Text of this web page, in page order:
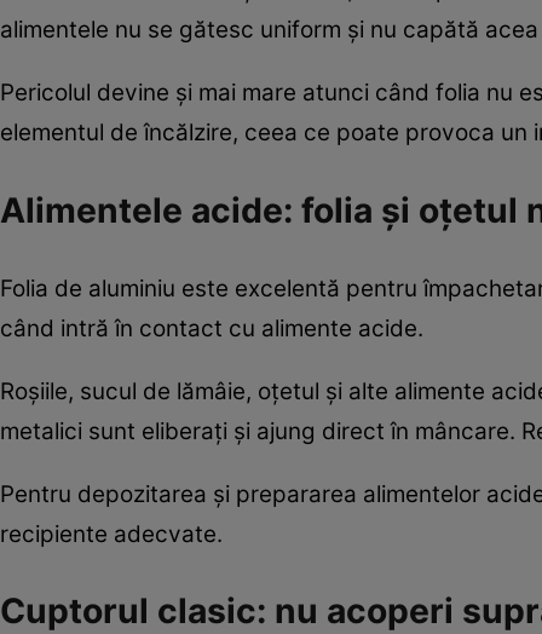
alimentele nu se gătesc uniform și nu capătă
Pericolul devine și mai mare atunci când folia nu
elementul de încălzire, ceea ce poate provoca un
Alimentele acide: folia și oțetul
Folia de aluminiu este excelentă pentru
când intră în contact cu alimente acide.
Roșiile, sucul de lămâie, oțetul și alte alimente
metalici sunt eliberați și ajung direct în mâncare.
Pentru depozitarea și prepararea alimentelor
recipiente adecvate.
Cuptorul clasic: nu acoperi